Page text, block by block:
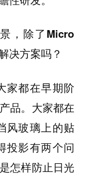
，除了Micro
决方案吗？
家都在早期阶
品。大家都在
风玻璃上的贴
投影有两个问
怎样防止日光